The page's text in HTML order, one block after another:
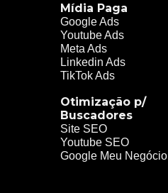
Mídia Paga
Google Ads
Youtube Ads
Meta Ads
Linkedin Ads
TikTok Ads
Otimização p/
Buscadores
Site SEO
Youtube SEO
Google Meu Negócio